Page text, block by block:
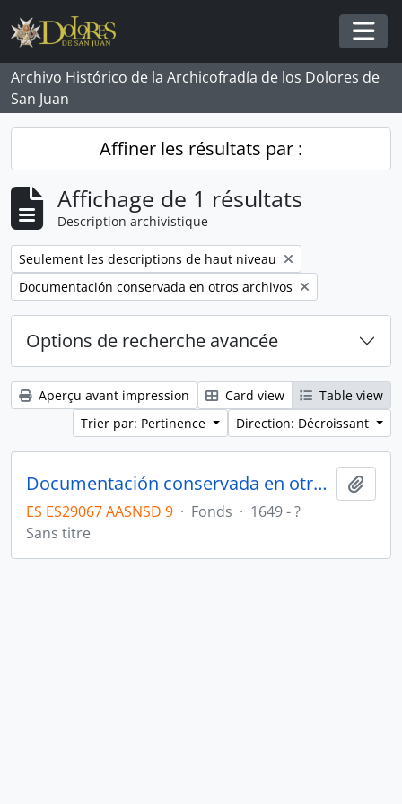
Skip to main content
Archivo Histórico de la Archicofradía de los Dolores de
San Juan
Affiner les résultats par :
Affichage de 1 résultats
Description archivistique
Remove filter:
Seulement les descriptions de haut niveau
Remove filter:
Documentación conservada en otros archivos
Options de recherche avancée
Aperçu avant impression Card view
Table view
Trier par: Pertinence
Direction: Décroissant
Documentación conservada en otros archivos
ES ES29067 AASNSD 9 · Fonds · 1649 - ?
Sans titre